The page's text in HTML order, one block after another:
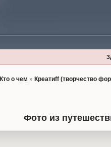
Кто о чем » Креатиff (творчество
Фото из